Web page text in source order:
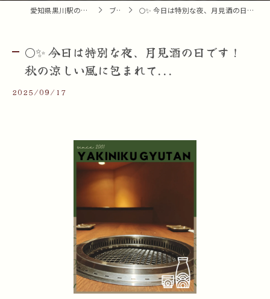
愛知県黒川駅の焼肉なら焼肉 牛炭 ブログ 🌕✨ 今日は特別な夜、月見酒の日です！秋の涼しい風に包まれて...
🌕✨ 今日は特別な夜、月見酒の日です！
秋の涼しい風に包まれて...
2025/09/17